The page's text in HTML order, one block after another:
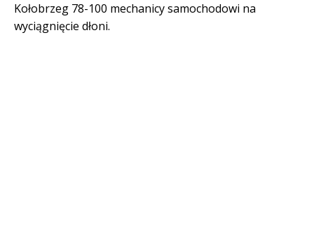
Kołobrzeg 78-100 mechanicy samochodowi na
wyciągnięcie dłoni.